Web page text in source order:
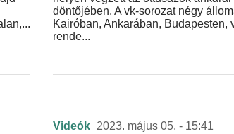
döntőjében. A vk-sorozat négy
Kairóban, Ankarában, Budapesten,
rende...
Videók 2023. május 05. - 15:41